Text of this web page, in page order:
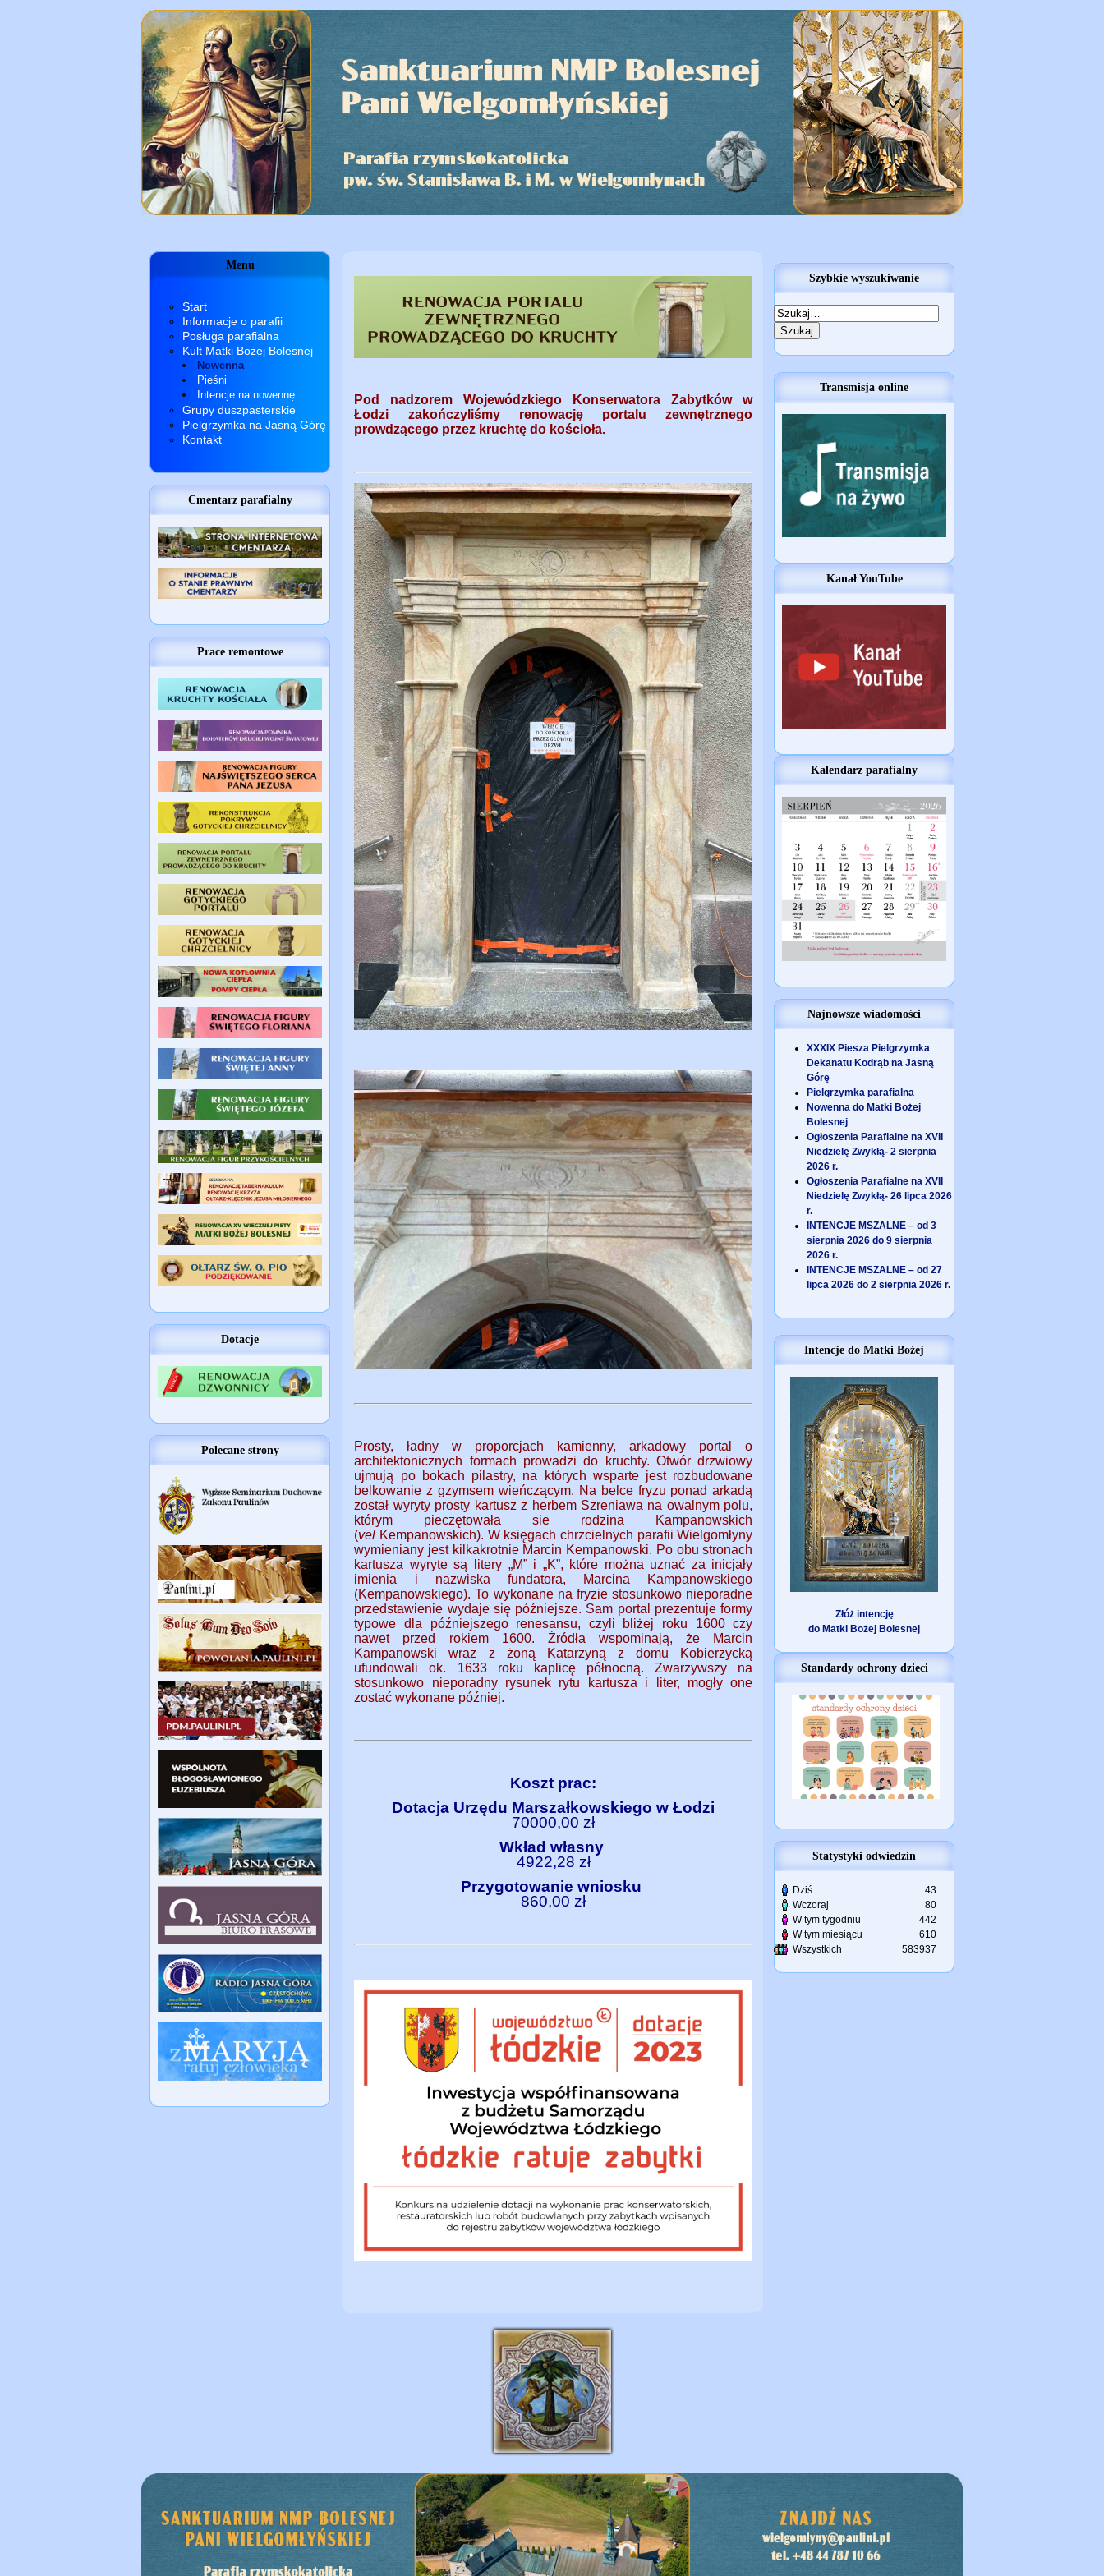
Szybkie wyszukiwanie
Transmisja online
Kanał YouTube
Kalendarz parafialny
Najnowsze wiadomości
XXXIX Piesza Pielgrzymka
Dekanatu Kodrąb na Jasną
Górę
Pielgrzymka parafialna
Nowenna do Matki Bożej
Bolesnej
Ogłoszenia Parafialne na XVII
Niedzielę Zwykłą- 2 sierpnia
2026 r.
Ogłoszenia Parafialne na XVII
Niedzielę Zwykłą- 26 lipca 2026
r.
INTENCJE MSZALNE – od 3
sierpnia 2026 do 9 sierpnia
2026 r.
INTENCJE MSZALNE – od 27
lipca 2026 do 2 sierpnia 2026 r.
Intencje do Matki Bożej
Złóż intencję
do Matki Bożej Bolesnej
Standardy ochrony dzieci
Statystyki odwiedzin
Dziś
43
Wczoraj
80
W tym tygodniu
442
W tym miesiącu
610
Wszystkich
583937
Menu
Start
Informacje o parafii
Posługa parafialna
Kult Matki Bożej Bolesnej
Nowenna
Pieśni
Intencje na nowennę
Grupy duszpasterskie
Pielgrzymka na Jasną Górę
Kontakt
Cmentarz parafialny
Prace remontowe
Dotacje
Polecane strony
Pod nadzorem Wojewódzkiego Konserwatora Zabytków w
Łodzi zakończyliśmy renowację portalu zewnętrznego
prowdzącego przez kruchtę do kościoła.
Prosty, ładny w proporcjach kamienny, arkadowy portal o
architektonicznych formach prowadzi do kruchty. Otwór drzwiowy
ujmują po bokach pilastry, na których wsparte jest rozbudowane
belkowanie z gzymsem wieńczącym. Na belce fryzu ponad arkadą
został wyryty prosty kartusz z herbem Szreniawa na owalnym polu,
którym pieczętowała sie rodzina Kampanowskich
(vel Kempanowskich). W księgach chrzcielnych parafii Wielgomłyny
wymieniany jest kilkakrotnie Marcin Kempanowski. Po obu stronach
kartusza wyryte są litery „M” i „K”, które można uznać za inicjały
imienia i nazwiska fundatora, Marcina Kampanowskiego
(Kempanowskiego). To wykonane na fryzie stosunkowo nieporadne
przedstawienie wydaje się późniejsze. Sam portal prezentuje formy
typowe dla późniejszego renesansu, czyli bliżej roku 1600 czy
nawet przed rokiem 1600. Źródła wspominają, że Marcin
Kampanowski wraz z żoną Katarzyną z domu Kobierzycką
ufundowali ok. 1633 roku kaplicę północną. Zwarzywszy na
stosunkowo nieporadny rysunek rytu kartusza i liter, mogły one
zostać wykonane później.
Koszt prac:
Dotacja Urzędu Marszałkowskiego w Łodzi
70000,00 zł
Wkład własny
4922,28 zł
Przygotowanie wniosku
860,00 zł